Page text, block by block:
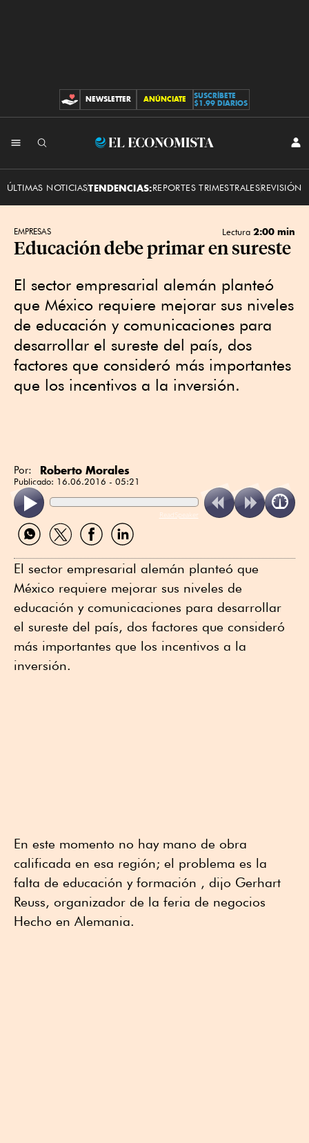
CONTRIBUCIONES
NEWSLETTER ANÚNCIATE
SUSCRÍBETE
$1.99 DIARIOS
El
ÚLTIMAS NOTICIASTENDENCIAS:REPORTES TRIMESTRALESREVISIÓN
EMPRESAS Lectura 2:00 min
Educación debe primar en sureste
El sector empresarial alemán planteó
que México requiere mejorar sus niveles
de educación y comunicaciones para
desarrollar el sureste del país, dos
factores que consideró más importantes
que los incentivos a la inversión.
Por: Roberto Morales
Publicado: 16.06.2016 - 05:21
ReadSpeaker
Compartir
por
Compartir
por
Compartir
por
Compartir
por
El sector empresarial alemán planteó que
México requiere mejorar sus niveles de
educación y comunicaciones para desarrollar
el sureste del país, dos factores que consideró
más importantes que los incentivos a la
inversión.
En este momento no hay mano de obra
calificada en esa región; el problema es la
falta de educación y formación , dijo Gerhart
Reuss, organizador de la feria de negocios
Hecho en Alemania.